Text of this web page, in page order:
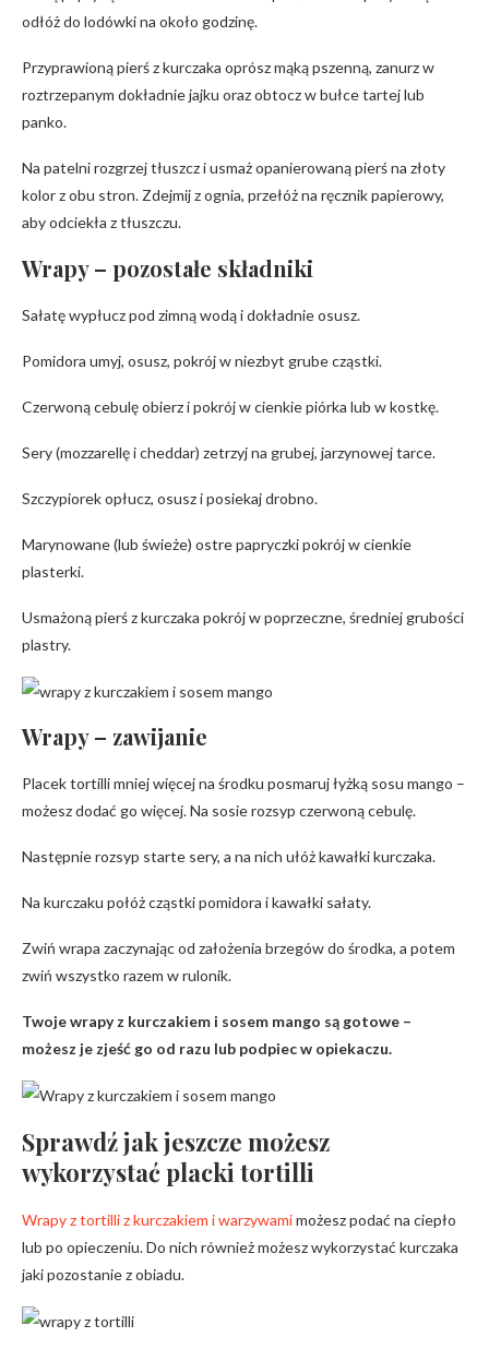
odłóż do lodówki na około godzinę.
Przyprawioną pierś z kurczaka oprósz mąką pszenną, zanurz w
roztrzepanym dokładnie jajku oraz obtocz w bułce tartej lub
panko.
Na patelni rozgrzej tłuszcz i usmaż opanierowaną pierś na złoty
kolor z obu stron. Zdejmij z ognia, przełóż na ręcznik papierowy,
aby odciekła z tłuszczu.
Wrapy – pozostałe składniki
Sałatę wypłucz pod zimną wodą i dokładnie osusz.
Pomidora umyj, osusz, pokrój w niezbyt grube cząstki.
Czerwoną cebulę obierz i pokrój w cienkie piórka lub w kostkę.
Sery (mozzarellę i cheddar) zetrzyj na grubej, jarzynowej tarce.
Szczypiorek opłucz, osusz i posiekaj drobno.
Marynowane (lub świeże) ostre papryczki pokrój w cienkie
plasterki.
Usmażoną pierś z kurczaka pokrój w poprzeczne, średniej grubości
plastry.
Wrapy – zawijanie
Placek tortilli mniej więcej na środku posmaruj łyżką sosu mango –
możesz dodać go więcej. Na sosie rozsyp czerwoną cebulę.
Następnie rozsyp starte sery, a na nich ułóż kawałki kurczaka.
Na kurczaku połóż cząstki pomidora i kawałki sałaty.
Zwiń wrapa zaczynając od założenia brzegów do środka, a potem
zwiń wszystko razem w rulonik.
Twoje wrapy z kurczakiem i sosem mango są gotowe –
możesz je zjeść go od razu lub podpiec w opiekaczu.
Sprawdź jak jeszcze możesz
wykorzystać placki tortilli
Wrapy z tortilli z kurczakiem i warzywamimożesz podać na ciepło
lub po opieczeniu. Do nich również możesz wykorzystać kurczaka
jaki pozostanie z obiadu.